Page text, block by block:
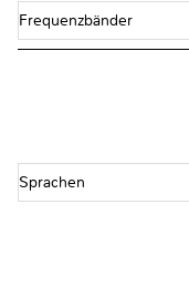
Frequenzbänder
Sprachen